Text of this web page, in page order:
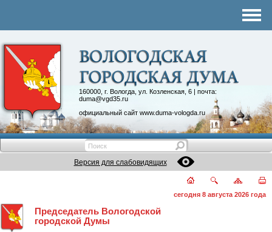
160000, г. Вологда, ул. Козленская, 6 | почта:
duma@vgd35.ru
официальный сайт www.duma-vologda.ru
Контакты
Депутатские объединения
Версия для слабовидящих
сегодня 8 августа 2026 года
Председатель Вологодской
городской Думы